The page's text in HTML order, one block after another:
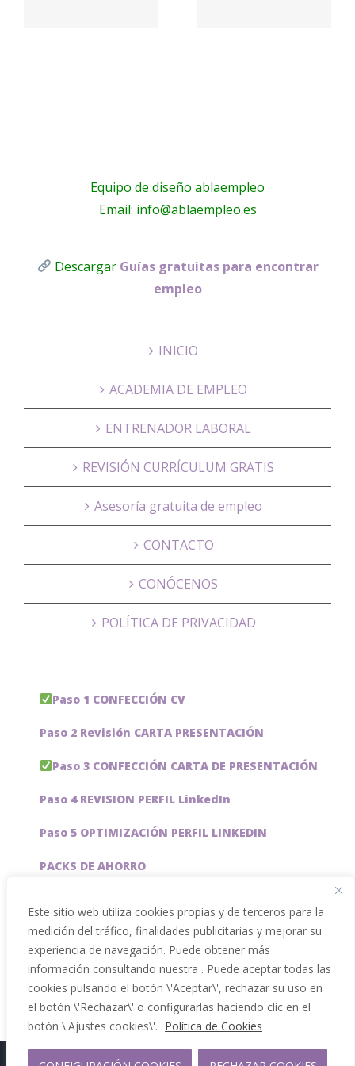
Este sitio web utiliza cookies propias y de terceros para la
medición del tráfico, finalidades publicitarias y mejorar su
experiencia de navegación. Puede obtener más
información consultando nuestra . Puede aceptar todas las
cookies pulsando el botón \'Aceptar\', rechazar su uso en
el botón \'Rechazar\' o configurarlas haciendo clic en el
botón \'Ajustes cookies\'. Política de Cookies
Equipo de diseño ablaempleo
Email: info@ablaempleo.es
Descargar Guías gratuitas para encontrar
empleo
INICIO
ACADEMIA DE EMPLEO
ENTRENADOR LABORAL
REVISIÓN CURRÍCULUM GRATIS
Asesoría gratuita de empleo
CONTACTO
CONÓCENOS
POLÍTICA DE PRIVACIDAD
Paso 1 CONFECCIÓN CV
Paso 2 Revisión CARTA PRESENTACIÓN
Paso 3 CONFECCIÓN CARTA DE PRESENTACIÓN
Paso 4 REVISION PERFIL LinkedIn
Paso 5 OPTIMIZACIÓN PERFIL LINKEDIN
PACKS DE AHORRO
Servicios especiales